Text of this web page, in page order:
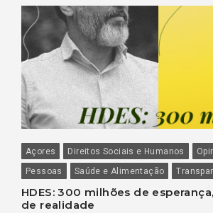
Açores Direitos Sociais e Humanos
Pessoas
Saúde e Alimentação
HDES: 300 milhões de
de realidade